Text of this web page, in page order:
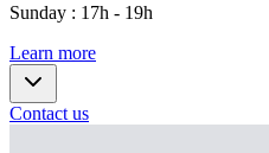
Sunday : 17h - 19h
Learn more
Contact us